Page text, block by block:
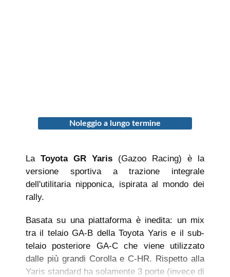
Noleggio a lungo termine
La Toyota GR Yaris (Gazoo Racing) è la
versione sportiva a trazione integrale
dell'utilitaria nipponica, ispirata al mondo dei
rally.
Basata su una piattaforma è inedita: un mix
tra il telaio GA-B della Toyota Yaris e il sub-
telaio posteriore GA-C che viene utilizzato
dalle più grandi Corolla e C-HR. Rispetto alla
Yaris standard ha solamente 3 porte (invece di